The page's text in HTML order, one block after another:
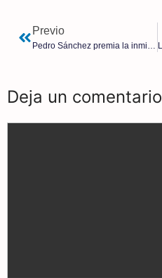
Previo
Pedro Sánchez premia la inmigración ilegal y condecora al fundador podemita del barco «Open Arms» de Soros
Deja un comentario